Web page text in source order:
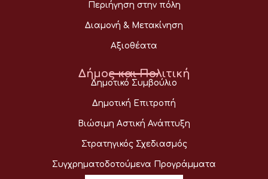
Περιήγηση στην πόλη
Διαμονή & Μετακίνηση
Αξιοθέατα
Δήμος και Πολιτική
Δημοτικό Συμβούλιο
Δημοτική Επιτροπή
Βιώσιμη Αστική Ανάπτυξη
Στρατηγικός Σχεδιασμός
Συγχρηματοδοτούμενα Προγράμματα